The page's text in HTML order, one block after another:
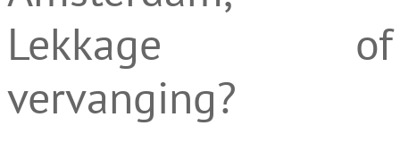
Lekkage of
vervanging?